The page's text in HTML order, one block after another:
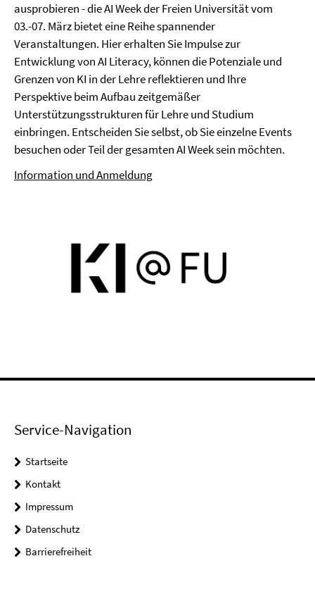
ausprobieren - die AI Week der Freien Universität vom
03.-07. März bietet eine Reihe spannender
Veranstaltungen. Hier erhalten Sie Impulse zur
Entwicklung von AI Literacy, können die Potenziale und
Grenzen von KI in der Lehre reflektieren und Ihre
Perspektive beim Aufbau zeitgemäßer
Unterstützungsstrukturen für Lehre und Studium
einbringen. Entscheiden Sie selbst, ob Sie einzelne Events
besuchen oder Teil der gesamten AI Week sein möchten.
Information und Anmeldung
Service-Navigation
Startseite
Kontakt
Impressum
Datenschutz
Barrierefreiheit